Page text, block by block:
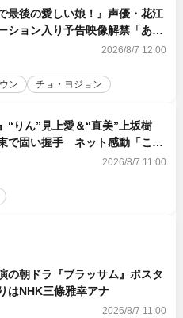
最後の愛しい娘！』声優・花江
ション入り予告映像解禁「あふ
に涙が止まらない！」2026/8/7 12:00
ン チョ・ヨジョン
“りん”見上愛＆“直美”上坂樹
で固い握手 ネット感動「この
」「アツい」
2026/8/7 11:00
の朝ドラ『ブラッサム』ポスタ
はNHK三條雅幸アナ
2026/8/7 11:00